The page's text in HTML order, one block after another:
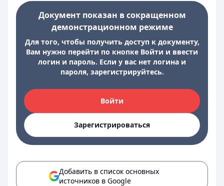
Документ показан в сокращенном
демонстрационном режиме
Для того, чтобы получить доступ к документу,
Вам нужно перейти по кнопке Войти и ввести
логин и пароль. Если у вас нет логина и
пароля, зарегистрируйтесь.
Войти
Зарегистрироваться
Добавить в список основных
источников в Google